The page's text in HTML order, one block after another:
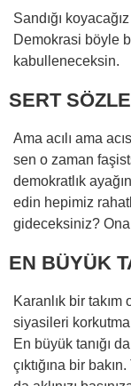
Sandığı
Demokrasi böyle
kabulleneceksin.
SERT
Ama acılı ama
sen o zaman
demokratlık
edin hepimiz
gideceksiniz?
EN BÜYÜK
Karanlık bir
siyasileri
En büyük tanığı
çıktığına bir